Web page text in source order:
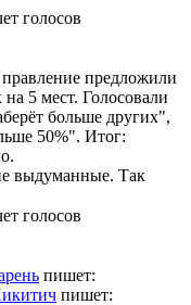
голосов
предложили
5 мест. Голосовали
больше других",
50%". Итог:
выдуманные. Так
голосов
пишет:
пишет: